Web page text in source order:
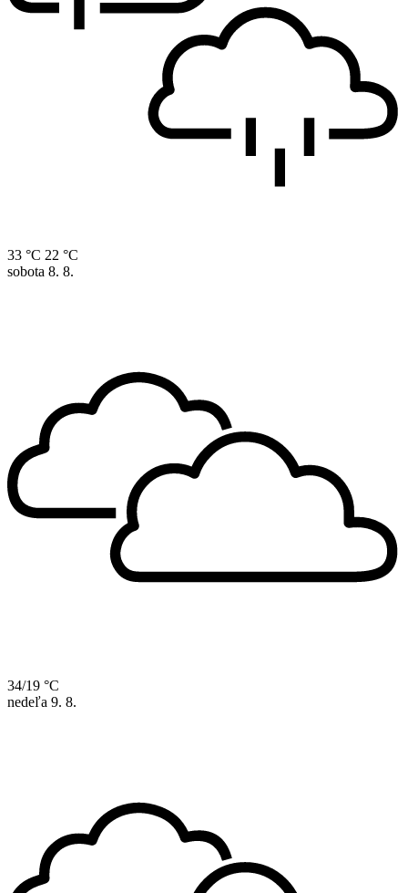
33 °C 22 °C
sobota 8. 8.
34/19 °C
nedeľa 9. 8.